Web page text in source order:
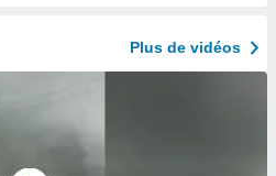
Plus de vidéos